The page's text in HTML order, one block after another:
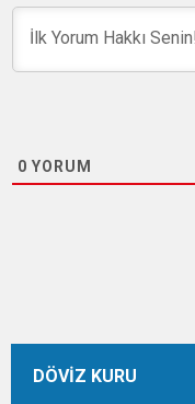
0 YORUM
DÖVİZ KURU